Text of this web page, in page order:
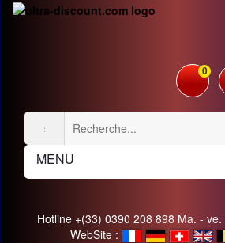
0
MENU
Hotline +(33) 0390 208 898 Ma. -
WebSite :